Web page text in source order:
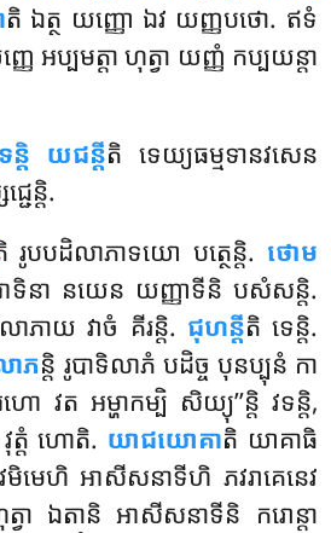
តិ ឯត្ថ យញ្ញោ ឯវ យញ្ញបថោ. ឥទំ
េ អប្បមត្តា ហុត្វា យញ្ញំ កប្បយន្តា
តិ យជន្តីតិ ទេយ្យធម្មទានវសេន
ជេន្តិ.
រូបបដិលាភាទយោ បត្ថេន្តិ. ថោម
អាទិនា នយេន យញ្ញាទីនិ បសំសន្តិ.
ាភាយ វាចំ គីរន្តិ. ជុហន្តីតិ ទេន្តិ.
ាភន្តិ រូបាទិលាភំ បដិច្ច បុនប្បុនំ កា
ោ វត អម្ហាកម្បិ សិយ្យុ’’ន្តិ វទន្តិ,
វុត្តំ ហោតិ. យាជយោគាតិ យាគាធិ
មិមេហិ អាសីសនាទីហិ ភវរាគេនេវ
ហុត្វា ឯតានិ អាសីសនាទីនិ ករោន្តា